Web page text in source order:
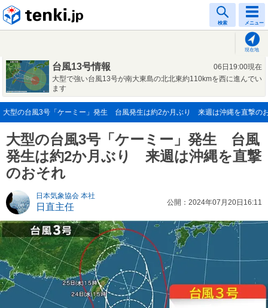
検索 メニュー
現在地
台風13号情報
06日19:00現在
大型で強い台風13号が南大東島の北北東約110kmを西に進んでい
ます
大型の台風3号「ケーミー」発生 台風発生は約2か月ぶり 来週は沖縄を直撃の
大型の台風3号「ケーミー」発生 台風
発生は約2か月ぶり 来週は沖縄を直撃
のおそれ
日本気象協会 本社
日直主任 公開：2024年07月20日16:11